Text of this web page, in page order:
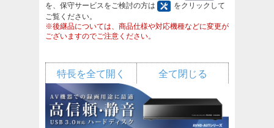
を、保守サービスをご検討の方は
をクリックして
ご覧ください。
※後継品については、商品仕様や対応機種などに変更が
ございますのでご注意ください。
全て閉じる
特長を全て開く